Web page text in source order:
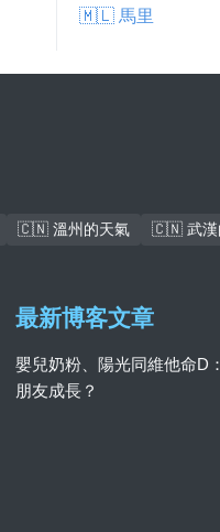
🇲🇱 馬里
🇨🇳 溫州的天氣
🇨🇳 武漢
最新博客文章
嬰兒奶粉、陽光同維他命D
朋友成長？